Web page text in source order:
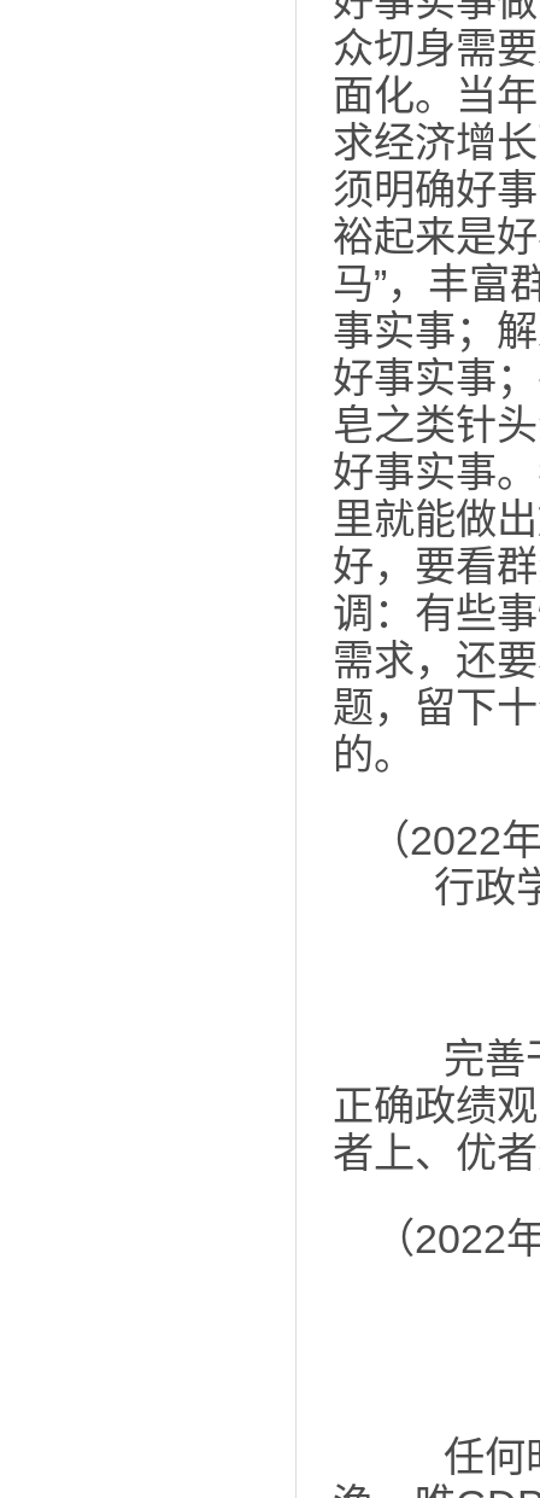
众切身需
面化。当
求经济增
须明确好
裕起来是
马”，丰富
事实事；
好事实事
皂之类针
好事实事
里就能做
好，要看
调：有些
需求，还
题，留下
的。
（2022
行政
完善干
正确政绩
者上、优
（2022
任何时